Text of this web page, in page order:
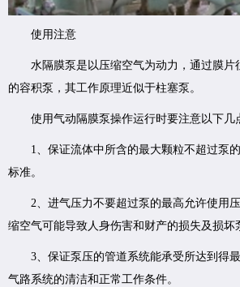
使用注意
水隔膜泵是以压缩空气为动力，通过膜片
的容积泵，其工作原理近似于柱塞泵。
使用气动隔膜泵操作运行时要注意以下几
1、保证流体中所含的最大颗粒不超过泵
标准。
2、进气压力不要超过泵的最高允许使用
缩空气可能导致人身伤害和财产的损失及损坏
3、保证泵压的管道系统能承受所达到得
气路系统的清洁和正常工作条件。